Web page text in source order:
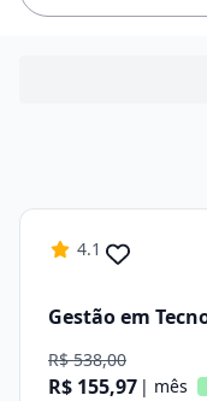
4.1
Gestão em
R$ 538,00
R$ 155,97 | mês